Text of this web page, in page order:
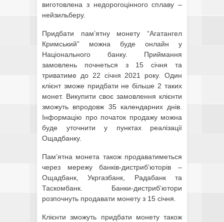
виготовлена з недорогоцінного сплаву –
нейзильберу.
Придбати пам’ятну монету “Агатангел
Кримський” можна буде онлайн у
Національного банку. Приймання
замовлень почнеться з 15 січня та
триватиме до 22 січня 2021 року. Один
клієнт зможе придбати не більше 2 таких
монет. Викупити своє замовлення клієнти
зможуть впродовж 35 календарних днів.
Інформацію про початок продажу можна
буде уточнити у пунктах реалізації
Ощадбанку.
Пам’ятна монета також продаватиметься
через мережу банків-дистриб’юторів –
Ощадбанк, Укргазбанк, Радабанк та
Таскомбанк. Банки-дистриб’ютори
розпочнуть продавати монету з 15 січня.
Клієнти зможуть придбати монету також